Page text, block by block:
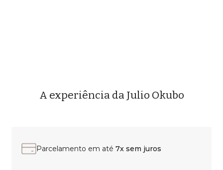
A experiência da Julio Okubo
Parcelamento em até7x sem juros